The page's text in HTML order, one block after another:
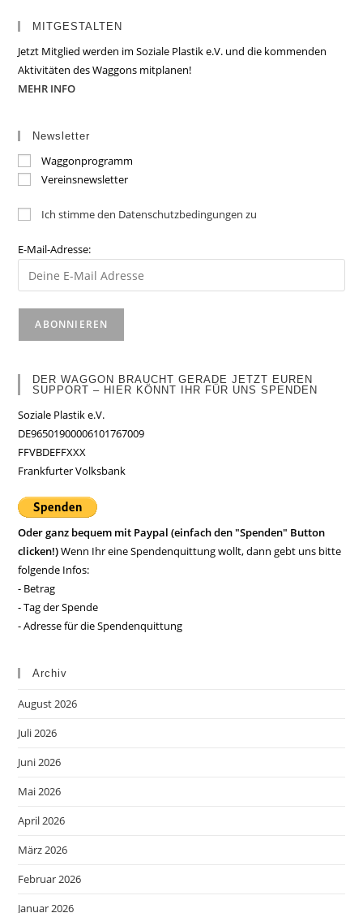
MITGESTALTEN
Jetzt Mitglied werden im Soziale Plastik e.V. und die kommenden
Aktivitäten des Waggons mitplanen!
MEHR INFO
Newsletter
Waggonprogramm
Vereinsnewsletter
Ich stimme den Datenschutzbedingungen zu
E-Mail-Adresse:
DER WAGGON BRAUCHT GERADE JETZT EUREN
SUPPORT – HIER KÖNNT IHR FÜR UNS SPENDEN
Soziale Plastik e.V.
DE96501900006101767009
FFVBDEFFXXX
Frankfurter Volksbank
Oder ganz bequem mit Paypal (einfach den "Spenden" Button
clicken!)Wenn Ihr eine Spendenquittung wollt, dann gebt uns bitte
folgende Infos:
- Betrag
- Tag der Spende
- Adresse für die Spendenquittung
Archiv
August 2026
Juli 2026
Juni 2026
Mai 2026
April 2026
März 2026
Februar 2026
Januar 2026